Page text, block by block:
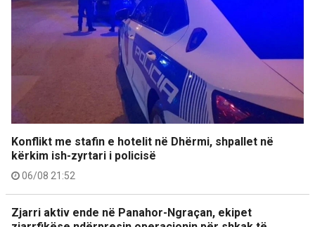
Konflikt me stafin e hotelit në Dhërmi, shpallet në
kërkim ish-zyrtari i policisë
06/08 21:52
Zjarri aktiv ende në Panahor-Ngraçan, ekipet